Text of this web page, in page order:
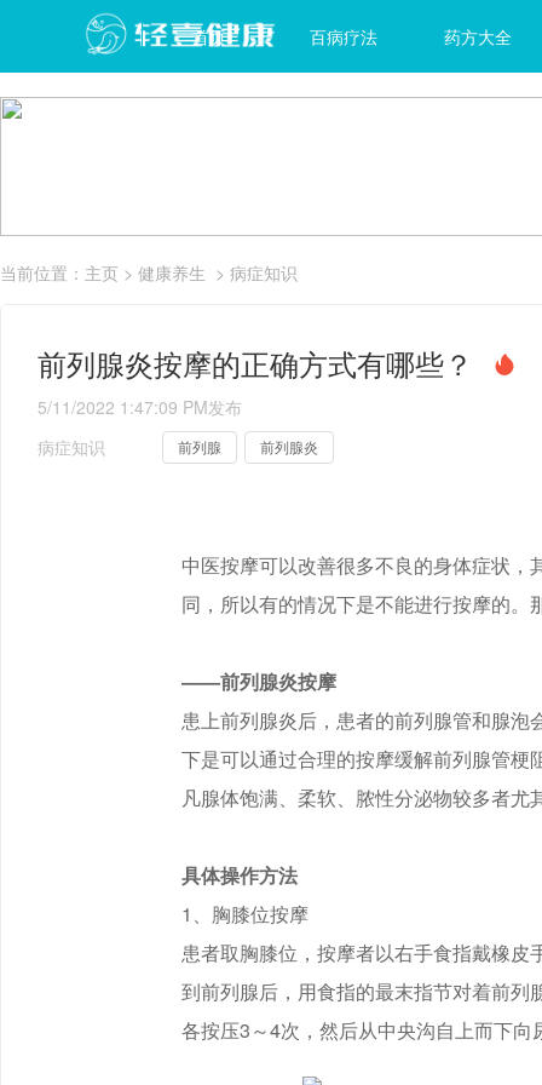
首页 百病疗法 药方大全
当前位置： 主页 > 健康养生 > 病症知识
前列腺炎按摩的正确方式有哪些？
5/11/2022 1:47:09 PM发布
病症知识
前列腺 前列腺炎
中医按摩可以改善很多不良的身体症状，
同，所以有的情况下是不能进行按摩的
——前列腺炎按摩
患上前列腺炎后，患者的前列腺管和腺
下是可以通过合理的按摩缓解前列腺管
凡腺体饱满、柔软、脓性分泌物较多者尤
具体操作方法
1、胸膝位按摩
患者取胸膝位，按摩者以右手食指戴橡
到前列腺后，用食指的最末指节对着前
各按压3～4次，然后从中央沟自上而下